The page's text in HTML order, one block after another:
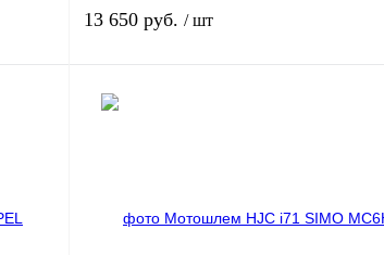
13 650 руб. / шт
наличии